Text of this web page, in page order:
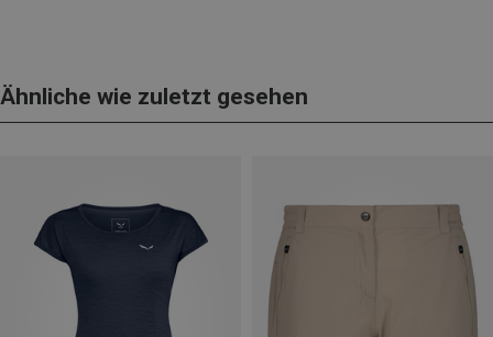
Ähnliche wie zuletzt gesehen